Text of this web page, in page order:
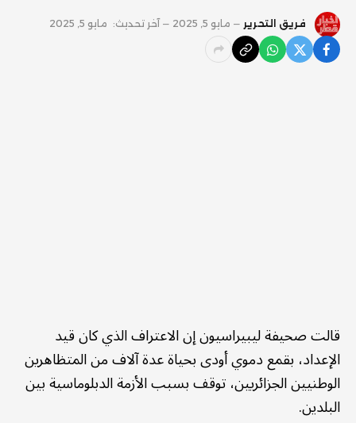
فريق التحرير مايو 5, 2025 آخر تحديث: مايو 5, 2025
قالت صحيفة ليبيراسيون إن الاعتراف الذي كان قيد
الإعداد، بقمع دموي أودى بحياة عدة آلاف من المتظاهرين
الوطنيين الجزائريين، توقف بسبب الأزمة الدبلوماسية بين
البلدين.